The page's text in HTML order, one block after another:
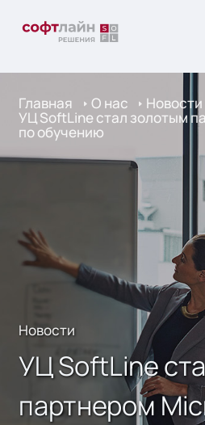
Главная О нас Новости
УЦ SoftLine стал золотым
по обучению
Новости
УЦ SoftLine
партнером